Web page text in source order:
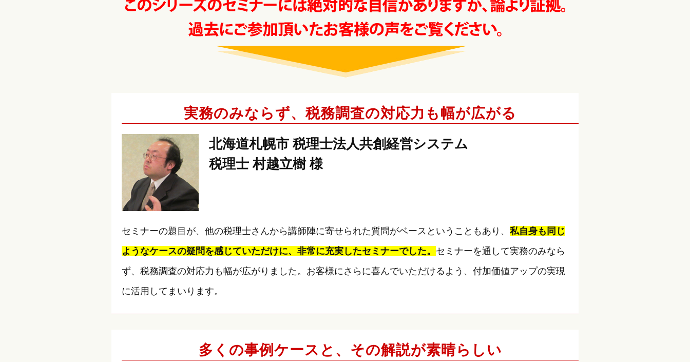
実務のみならず、税務調査の対応力も幅が広がる
北海道札幌市 税理士法人共創経営システム
税理士 村越立樹 様
セミナーの題目が、他の税理士さんから講師陣に寄せられた質問がベースということもあり、 私自身も同じ
ようなケースの疑問を感じていただけに、非常に充実したセミナーでした。 セミナーを通して実務のみなら
ず、税務調査の対応力も幅が広がりました。お客様にさらに喜んでいただけるよう、付加価値アップの実現
に活用してまいります。
多くの事例ケースと、その解説が素晴らしい